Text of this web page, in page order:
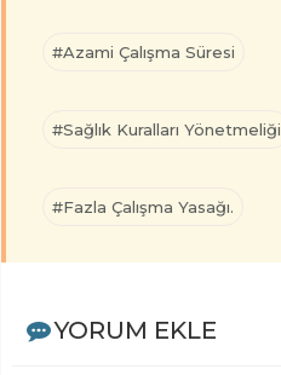
#Azami Çalışma Süresi
#Sağlık Kuralları Yönetmeliği
#Fazla Çalışma Yasağı.
YORUM EKLE